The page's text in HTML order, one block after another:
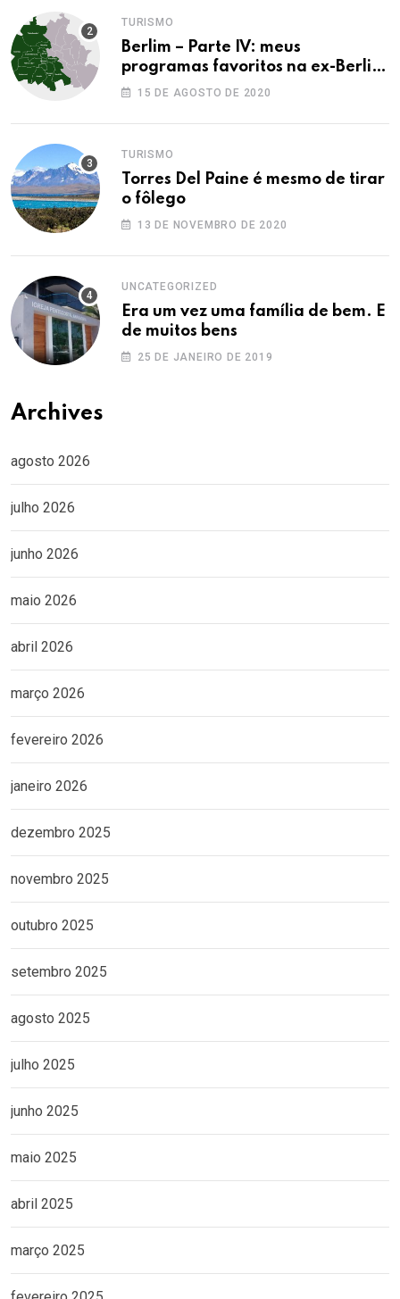
TURISMO
Berlim – Parte IV: meus
programas favoritos na ex-Berlim
Ocidental
15 DE AGOSTO DE 2020
TURISMO
Torres Del Paine é mesmo de tirar
o fôlego
13 DE NOVEMBRO DE 2020
UNCATEGORIZED
Era um vez uma família de bem. E
de muitos bens
25 DE JANEIRO DE 2019
Archives
agosto 2026
julho 2026
junho 2026
maio 2026
abril 2026
março 2026
fevereiro 2026
janeiro 2026
dezembro 2025
novembro 2025
outubro 2025
setembro 2025
agosto 2025
julho 2025
junho 2025
maio 2025
abril 2025
março 2025